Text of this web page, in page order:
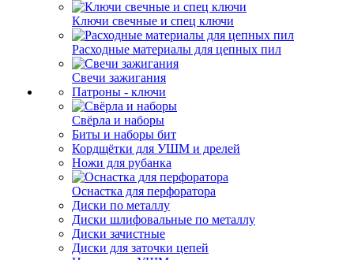
Ключи свечные и спец ключи
Расходные материалы для цепных пил
Свечи зажигания
Патроны - ключи
Свёрла и наборы
Биты и наборы бит
Кордщётки для УШМ и дрелей
Ножи для рубанка
Оснастка для перфоратора
Диски по металлу
Диски шлифовальные по металлу
Диски зачистные
Диски для заточки цепей